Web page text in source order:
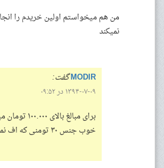
من هم میخواستم اولین خریدم را
نمیکند
MODIRگفت:
۱۳۹۴-۰۷-۰۹ در ۰۹:۵۲
برای مبالغ
خوب جنس ۳۰ تومنی که اف نمیخوره !